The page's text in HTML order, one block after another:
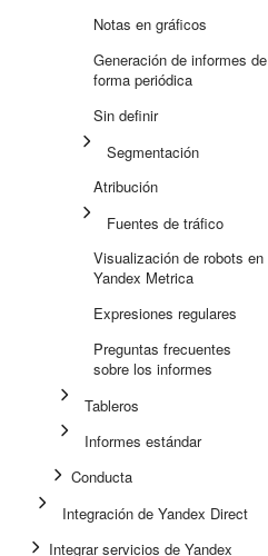
Notas en gráficos
Generación de informes de
forma periódica
Sin definir
Segmentación
Atribución
Fuentes de tráfico
Visualización de robots en
Yandex Metrica
Expresiones regulares
Preguntas frecuentes
sobre los informes
Tableros
Informes estándar
Conducta
Integración de Yandex Direct
Integrar servicios de Yandex